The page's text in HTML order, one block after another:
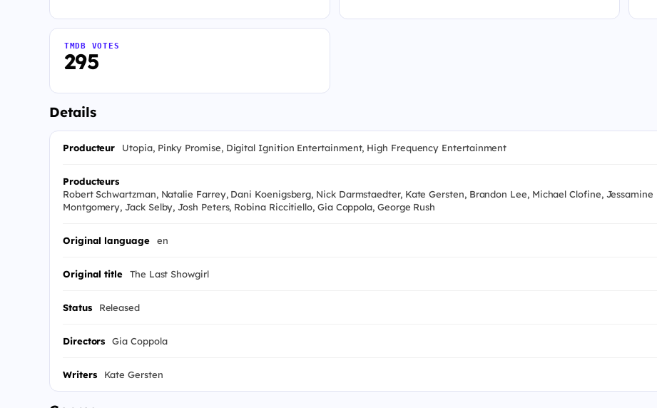
295
TMDB VOTES
Details
Producteur Utopia, Pinky Promise, Digital Ignition Entertainment, High Frequency Entertainment
Producteurs
Robert Schwartzman, Natalie Farrey, Dani Koenigsberg, Nick Darmstaedter, Kate Gersten, Brandon Lee, Michael Clofine,
Montgomery, Jack Selby, Josh Peters, Robina Riccitiello, Gia Coppola, George Rush
Original language en
Original title The Last Showgirl
Status Released
Directors Gia Coppola
Writers Kate Gersten